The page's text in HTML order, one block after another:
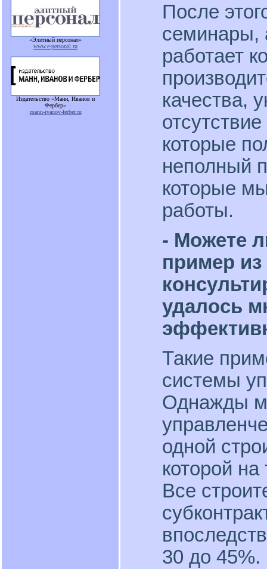
«Элитный персонал»
www.e-personal.ru
Издательство «Манн, Иванов и
Фербер»
mann-ivanov-ferber.ru
После
семинары,
работает
качества,
которые
неполный
которые
работы.
- Можете
пример
удалось
Такие
системы
Однажды
одной
которой
Все
30 до 45%.